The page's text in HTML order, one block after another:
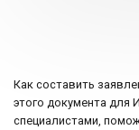
Как составить
этого документа
специалистами,